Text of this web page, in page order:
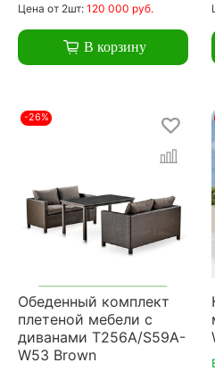
Цена от 2шт: 120 000 руб.
В корзину
-26%
Обеденный комплект
плетеной мебели с
диванами T256A/S59A-
W53 Brown